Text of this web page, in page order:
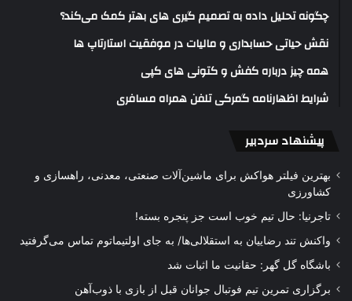
چگونه تحلیل داده به تصمیم گیری های بهتر کمک می‌کند؟
نقش حیاتی حسابداری و مالیات در موفقیت استارتاپ ها
همه چیز درباره کفش و کتونی های کپی
شرایط اظهارنامه گمرکی تلفن همراه مسافری
پیشنهاد سردبیر
بهترین فیلتر هواکش برای ماشین‌آلات صنعتی، معدنی، راهسازی و
کشاورزی
تاجرنیا: حال تیم خوب است جز پنجره بسته!
واکنش تند رضاییان به استقلالی‌ها/ به جای اولتیماتوم تماس می‌گرفتید
باشگاه گل گهر: حقانیت ما اثبات شد
برگزاری تمرین تیم فوتبال جوانان قبل از بازی با ذوب‌آهن